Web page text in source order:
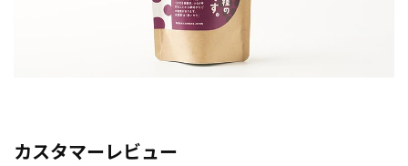
カスタマーレビュー